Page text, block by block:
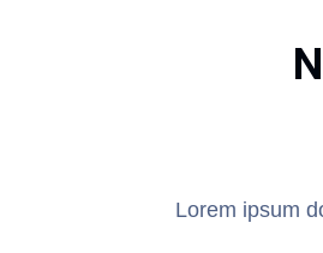
Lorem ipsum